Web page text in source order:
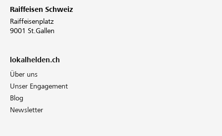
Raiffeisen Schweiz
Raiffeisenplatz
9001 St.Gallen
lokalhelden.ch
Über uns
Unser Engagement
Blog
Newsletter